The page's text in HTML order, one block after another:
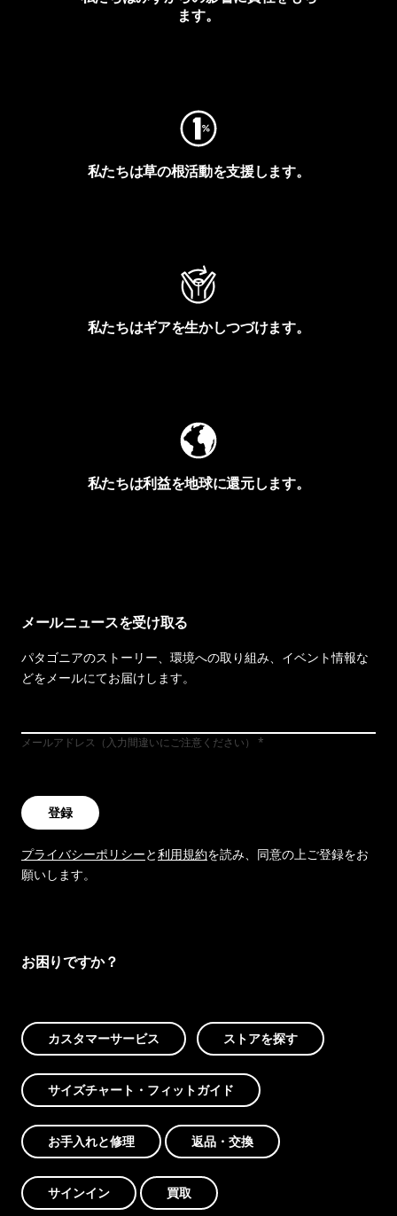
ます。
私たちは草の根活動を支援します。
私たちはギアを生かしつづけます。
私たちは利益を地球に還元します。
メールニュースを受け取る
パタゴニアのストーリー、環境への取り組み、イベント情報な
どをメールにてお届けします。
メールアドレス（入力間違いにご注意ください）
登録
プライバシーポリシーと利用規約を読み、同意の上ご登録をお
願いします。
お困りですか？
カスタマーサービス ストアを探す
サイズチャート・フィットガイド
お手入れと修理 返品・交換
サインイン 買取